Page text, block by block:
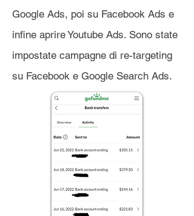
Google Ads, poi su Facebook Ads e
infine aprire Youtube Ads. Sono state
impostate campagne di re-targeting
su Facebook e Google Search Ads.